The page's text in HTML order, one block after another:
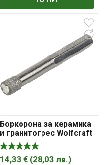
Боркорона за керамика
и гранитогрес Wolfcraft
с диамантена посипка с
6-стенна опашка 10 мм,
40 мм
14,33 € (28,03 лв.)